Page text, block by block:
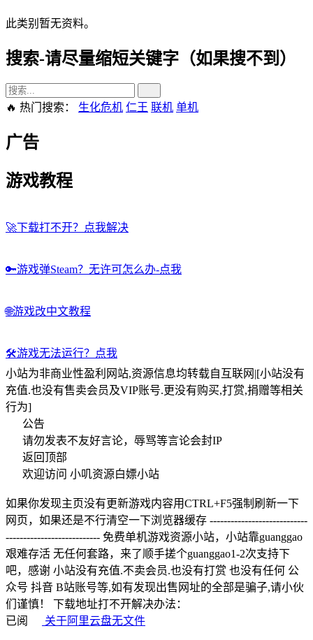
此类别暂无资料。
搜索-请尽量缩短关键字（如果搜不到）
🔥 热门搜索： 生化危机 仁王 联机 单机
广告
游戏教程
🚀下载打不开？点我解决
🔑游戏弹Steam？无许可怎么办-点我
🌐游戏改中文教程
🛠️游戏无法运行？点我
小站为非商业性盈利网站,资源信息均转载自互联网|[小站没有
充值.也没有售卖会员及VIP账号.更没有购买,打赏,捐赠等相关
行为]
公告
请勿发表不友好言论，辱骂等言论会封IP
返回顶部
欢迎访问 小叽资源白嫖小站
如果你发现主页没有更新游戏内容用CTRL+F5强制刷新一下
网页，如果还是不行清空一下浏览器缓存 ----------------------------
--------------------------- 免费单机游戏资源小站，小站靠guanggao
艰难存活 无任何套路，来了顺手搓个guanggao1-2次支持下
吧，感谢 小站没有充值.不卖会员.也没有打赏 也没有任何 公
众号 抖音 B站账号等,如有发现出售网址的全部是骗子,请小伙
们谨慎！ 下载地址打不开解决办法：
已阅
关于阿里云盘无文件